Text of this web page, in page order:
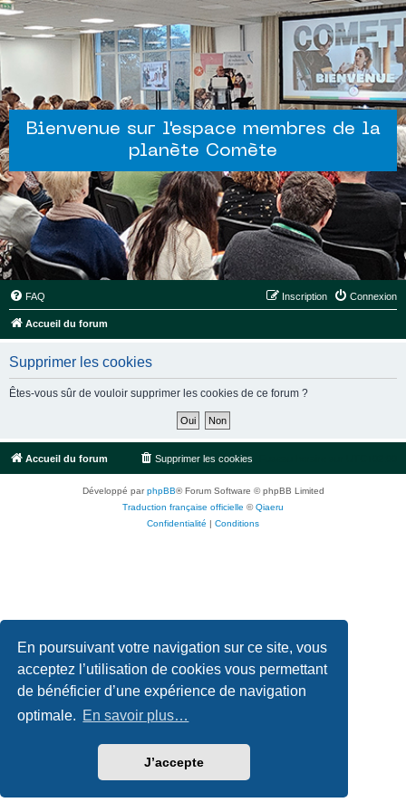
En poursuivant votre navigation sur ce site, vous
acceptez l’utilisation de cookies vous permettant
de bénéficier d’une expérience de navigation
optimale. En savoir plus…
J’accepte
Bienvenue sur l'espace membres de la
planète Comète
FAQ Connexion
Inscription
Accueil du forum
Supprimer les cookies
Êtes-vous sûr de vouloir supprimer les cookies de ce forum ?
Accueil du forum Supprimer les cookies
Développé parphpBB® Forum Software © phpBB Limited
Traduction française officielle ©Qiaeru
Confidentialité | Conditions